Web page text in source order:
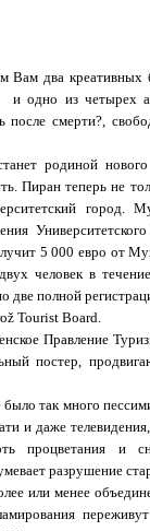
Вам два
и одно из четырех
после смерти?,
родиной нового
Пиран теперь не
город.
5 000 евро от
человек в
две полной
Tourist Board.
Правление
постер,
было так много
и даже телевидения,
процветания и
разрушение
или менее